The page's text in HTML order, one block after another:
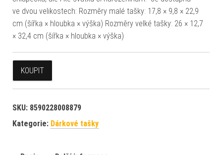
ve dvou velikostech: Rozměry malé tašky: 17,8 × 9,8 × 22,9
cm (šířka × hloubka × výška) Rozměry velké tašky: 26 × 12,7
× 32,4 cm (šířka × hloubka × výška)
KOUPIT
SKU: 8590228008879
Kategorie: Dárkové tašky